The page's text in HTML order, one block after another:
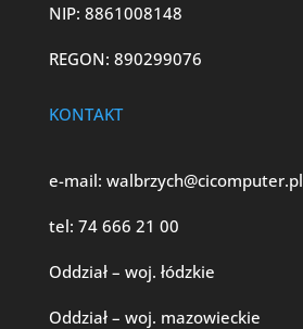
NIP: 8861008148
REGON: 890299076
KONTAKT
e-mail: walbrzych@cicomputer.pl
tel: 74 666 21 00
Oddział – woj. łódzkie
Oddział – woj. mazowieckie